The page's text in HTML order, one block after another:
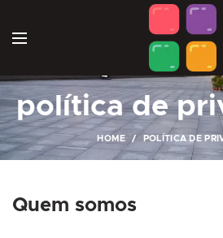
política de
HOME POLÍTICA DE
Quem somos